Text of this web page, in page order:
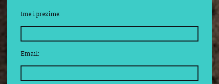
Ime i prezime:
Email: